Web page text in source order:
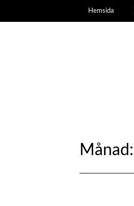
Hemsida
Månad: